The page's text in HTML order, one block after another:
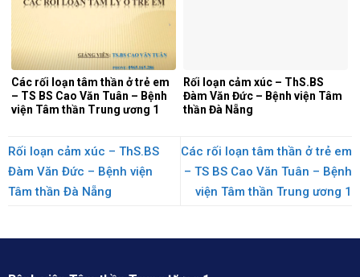
Các rối loạn tâm thần ở trẻ em
– TS BS Cao Văn Tuân – Bệnh
viện Tâm thần Trung ương 1
Rối loạn cảm xúc – ThS.BS
Đàm Văn Đức – Bệnh viện Tâm
thần Đà Nẵng
Rối loạn cảm xúc – ThS.BS
Đàm Văn Đức – Bệnh viện
Tâm thần Đà Nẵng
Các rối loạn tâm thần ở trẻ em
– TS BS Cao Văn Tuân – Bệnh
viện Tâm thần Trung ương 1